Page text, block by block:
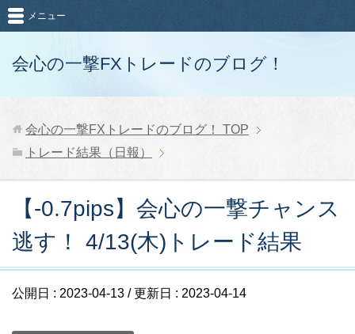
会心の一撃FXトレードのブログ！
メニュー
会心の一撃FXトレードのブログ！
TOP
トレード結果（日報）
【-0.7pips】会心の一撃チャンス
逃す！ 4/13(木)トレード結果
公開日 : 2023-04-13 / 更新日 : 2023-04-14